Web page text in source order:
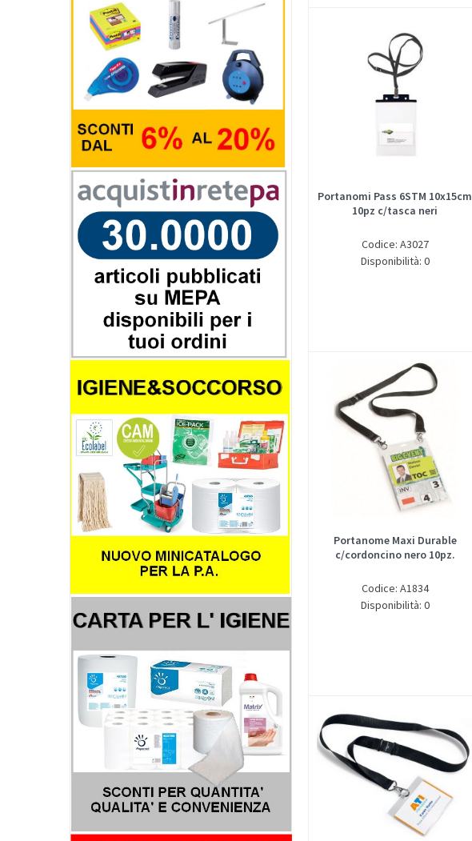
Portanomi Pass 6STM 10x15cm
10pz c/tasca neri
Codice: A3027
Disponibilità: 0
Portanome Maxi Durable
c/cordoncino nero 10pz.
Codice: A1834
Disponibilità: 0